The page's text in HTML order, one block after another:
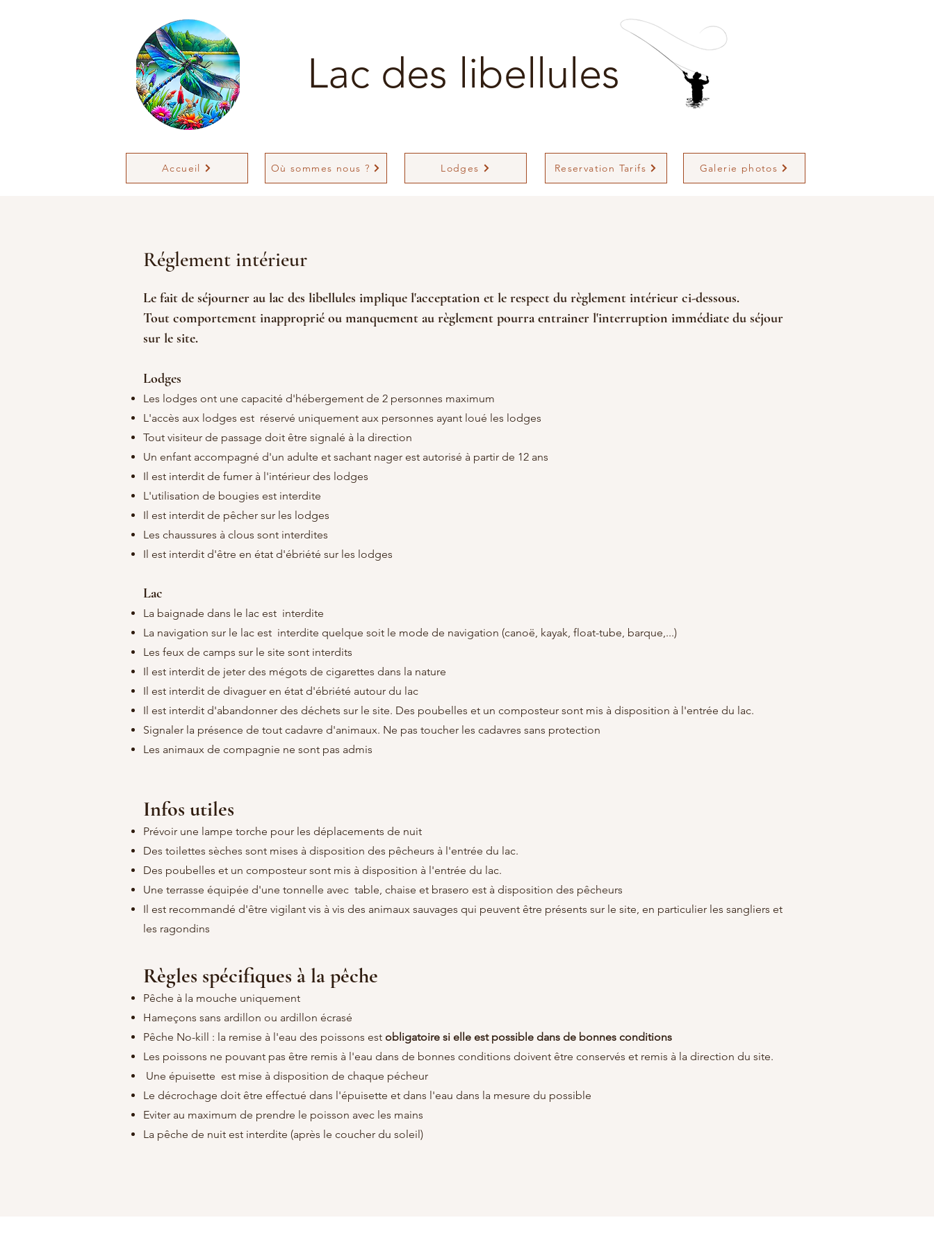
Lac des libellules
Accueil Où sommes nous ? Lodges Reservation Tarifs Galerie photos
Réglement intérieur
Le fait de séjourner au lac des libellules implique l'acceptation et le respect du règlement intérieur ci-dessous.
Tout comportement inapproprié ou manquement au règlement pourra entrainer l'interruption immédiate du séjour
sur le site.
Lodges
Les lodges ont une capacité d'hébergement de 2 personnes maximum
L'accès aux lodges est réservé uniquement aux personnes ayant loué les lodges
Tout visiteur de passage doit être signalé à la direction
Un enfant accompagné d'un adulte et sachant nager est autorisé à partir de 12 ans
Il est interdit de fumer à l'intérieur des lodges
L'utilisation de bougies est interdite
Il est interdit de pêcher sur les lodges
Les chaussures à clous sont interdites
Il est interdit d'être en état d'ébriété sur les lodges
Lac
La baignade dans le lac est interdite
La navigation sur le lac est interdite quelque soit le mode de navigation (canoë, kayak, float-tube, barque,...)
Les feux de camps sur le site sont interdits
Il est interdit de jeter des mégots de cigarettes dans la nature
Il est interdit de divaguer en état d'ébriété autour du lac
Il est interdit d'abandonner des déchets sur le site. Des poubelles et un composteur sont mis à disposition à l'entrée du lac.
Signaler la présence de tout cadavre d'animaux. Ne pas toucher les cadavres sans protection
Les animaux de compagnie ne sont pas admis
Infos utiles
Prévoir une lampe torche pour les déplacements de nuit
Des toilettes sèches sont mises à disposition des pêcheurs à l'entrée du lac.
Des poubelles et un composteur sont mis à disposition à l'entrée du lac.
Une terrasse équipée d'une tonnelle avec table, chaise et brasero est à disposition des pêcheurs
Il est recommandé d'être vigilant vis à vis des animaux sauvages qui peuvent être présents sur le site, en particulier les sangliers et
les ragondins​
Règles spécifiques à la pêche
Pêche à la mouche uniquement
Hameçons sans ardillon ou ardillon écrasé
Pêche No-kill : la remise à l'eau des poissons est obligatoire si elle est possible dans de bonnes conditions
Les poissons ne pouvant pas être remis à l'eau dans de bonnes conditions doivent être conservés et remis à la direction du site.
Une épuisette est mise à disposition de chaque pécheur
Le décrochage doit être effectué dans l'épuisette et dans l'eau dans la mesure du possible
Eviter au maximum de prendre le poisson avec les mains
La pêche de nuit est interdite (après le coucher du soleil)